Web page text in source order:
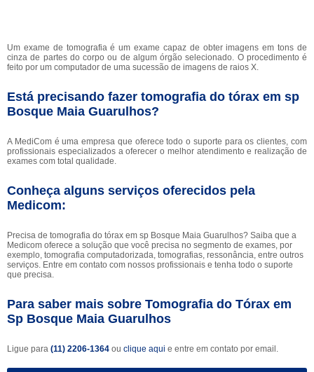
Um exame de tomografia é um exame capaz de obter imagens em tons de
cinza de partes do corpo ou de algum órgão selecionado. O procedimento é
feito por um computador de uma sucessão de imagens de raios X.
Está precisando fazer tomografia do tórax em sp
Bosque Maia Guarulhos?
A MediCom é uma empresa que oferece todo o suporte para os clientes, com
profissionais especializados a oferecer o melhor atendimento e realização de
exames com total qualidade.
Conheça alguns serviços oferecidos pela
Medicom:
Precisa de tomografia do tórax em sp Bosque Maia Guarulhos? Saiba que a
Medicom oferece a solução que você precisa no segmento de exames, por
exemplo, tomografia computadorizada, tomografias, ressonância, entre outros
serviços. Entre em contato com nossos profissionais e tenha todo o suporte
que precisa.
Para saber mais sobre Tomografia do Tórax em
Sp Bosque Maia Guarulhos
Ligue para (11) 2206-1364 ou clique aqui e entre em contato por email.